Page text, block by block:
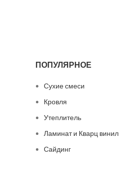
ПОПУЛЯРНОЕ
Сухие смеси
Кровля
Утеплитель
Ламинат и Кварц винил
Сайдинг